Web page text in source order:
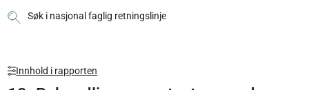
Søk i nasjonal faglig retningslinje
Innhold i rapporten